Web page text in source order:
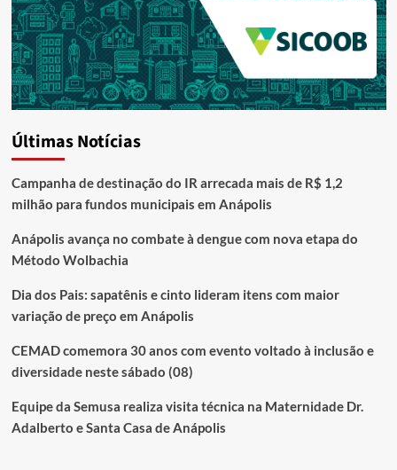
Últimas Notícias
Campanha de destinação do IR arrecada mais de R$ 1,2
milhão para fundos municipais em Anápolis
Anápolis avança no combate à dengue com nova etapa do
Método Wolbachia
Dia dos Pais: sapatênis e cinto lideram itens com maior
variação de preço em Anápolis
CEMAD comemora 30 anos com evento voltado à inclusão e
diversidade neste sábado (08)
Equipe da Semusa realiza visita técnica na Maternidade Dr.
Adalberto e Santa Casa de Anápolis